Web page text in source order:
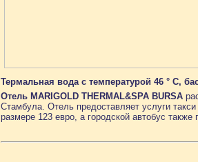
Термальная вода с температурой 46 ° C,
Отель MARIGOLD THERMAL&SPA BURSA
Стамбула. Отель предоставляет услуги
размере 123 евро, а городской автобус